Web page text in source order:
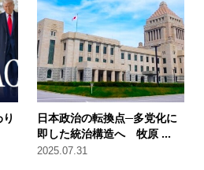
日本政治の転換点─多党化に
即した統治構造へ 牧原 ...
2025.07.31